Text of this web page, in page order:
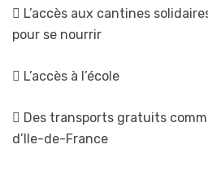
 L’accès aux cantines
pour se nourrir
 L’accès à l’école
 Des transports gratuits
d’Ile-de-France